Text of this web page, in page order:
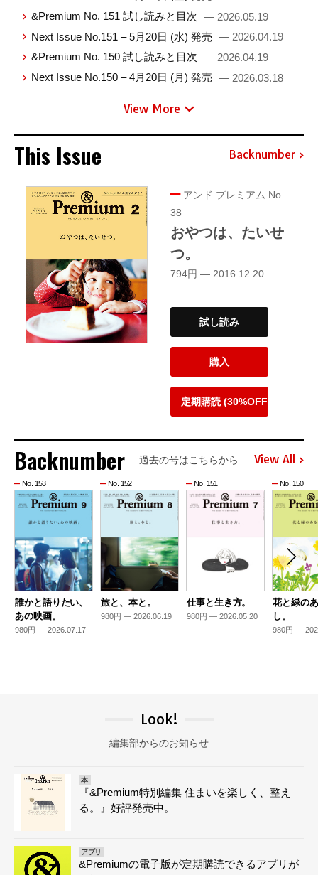
&Premium No. 151 試し読みと目次 — 2026.05.19
Next Issue No.151 – 5月20日 (水) 発売 — 2026.04.19
&Premium No. 150 試し読みと目次 — 2026.04.19
Next Issue No.150 – 4月20日 (月) 発売 — 2026.03.18
View More
This Issue Backnumber
アンド プレミアム No.
38
おやつは、たいせ
つ。
794円 — 2016.12.20
試し読み
購入
定期購読 (30%OFF)
Backnumber 過去の号はこちらから View All
No. 153
誰かと語りたい、
あの映画。
980円 — 2026.07.17
No. 152
旅と、本と。
980円 — 2026.06.19
No. 151
仕事と生き方。
980円 — 2026.05.20
No. 150
花と緑の
し。
980円 —
Look!
編集部からのお知らせ
本
『&Premium特別編集 住まいを楽しく、整え
る。』好評発売中。
アプリ
&Premiumの電子版が定期購読できるアプリが